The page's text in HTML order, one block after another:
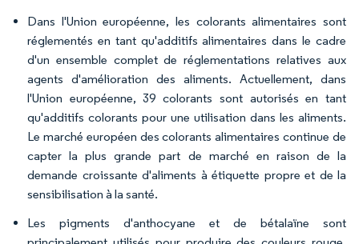
Dans l'Union européenne, les colorants alimentaires sont
réglementés en tant qu'additifs alimentaires dans le cadre
d'un ensemble complet de réglementations relatives aux
agents d'amélioration des aliments. Actuellement, dans
l'Union européenne, 39 colorants sont autorisés en tant
qu'additifs colorants pour une utilisation dans les aliments.
Le marché européen des colorants alimentaires continue de
capter la plus grande part de marché en raison de la
demande croissante d'aliments à étiquette propre et de la
sensibilisation à la santé.
Les pigments d'anthocyane et de bétalaïne sont